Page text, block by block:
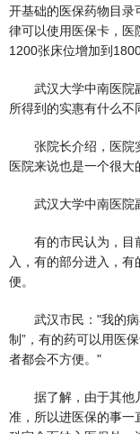
开基础的医保药物目录
律可以使用医保卡，医
1200张床位增加到1800
武汉大学中南医院副
所得到的实惠有什么不
张院长介绍，医院实
医院来说也是一个很大
武汉大学中南医院
有的市民认为，目前
入，有的部分进入，
便。
武汉市民："我的病
制”，有的药可以用医
者都会不方便。"
据了解，由于其他
准，所以进医保的事一